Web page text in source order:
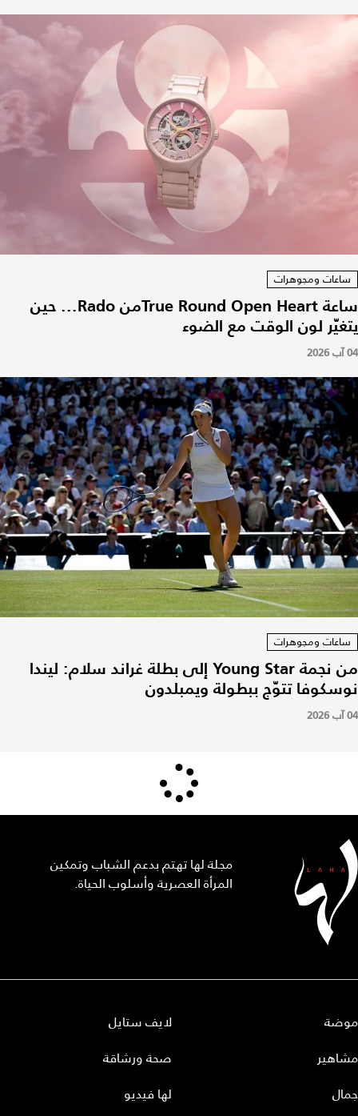
ساعات ومجوهرات
ساعة True Round Open Heartمن Rado... حين
يتغيّر لون الوقت مع الضوء
04 آب 2026
ساعات ومجوهرات
من نجمة Young Star إلى بطلة غراند سلام: ليندا
نوسكوفا تتوّج ببطولة ويمبلدون
04 آب 2026
مجلة لها تهتم بدعم الشباب وتمكين
المرأة العصرية وأسلوب الحياة.
موضة
مشاهير
جمال
لايف ستايل
صحة ورشاقة
لها فيديو